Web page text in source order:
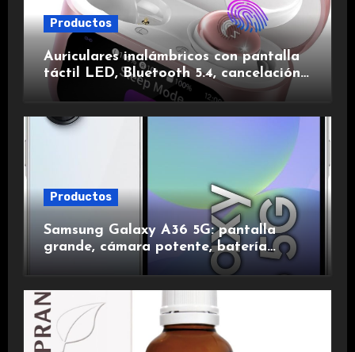
Productos
Auriculares inalámbricos con pantalla
táctil LED, Bluetooth 5.4, cancelación
de ruido, impermeables y de larga
duración.
Productos
Samsung Galaxy A36 5G: pantalla
grande, cámara potente, batería
duradera y carga rápida para una
experiencia premium.